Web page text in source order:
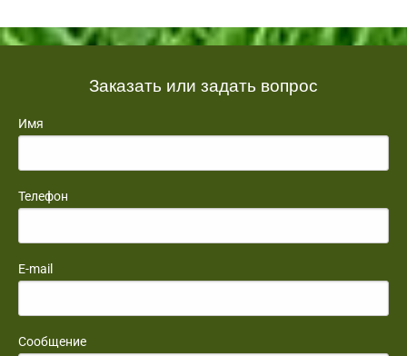
Заказать или задать вопрос
Имя
Телефон
E-mail
Сообщение